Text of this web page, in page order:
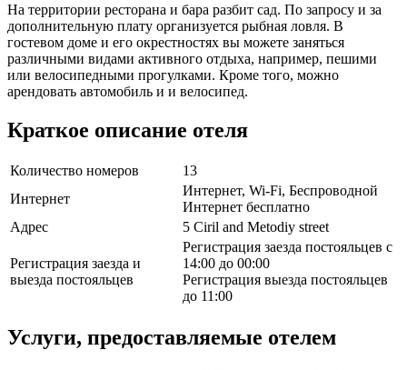
На территории ресторана и бара разбит сад. По запросу и за
дополнительную плату организуется рыбная ловля. В
гостевом доме и его окрестностях вы можете заняться
различными видами активного отдыха, например, пешими
или велосипедными прогулками. Кроме того, можно
арендовать автомобиль и и велосипед.
Краткое описание отеля
Количество номеров
13
Интернет
Интернет, Wi-Fi, Беспроводной
Интернет бесплатно
Адрес
5 Ciril and Metodiy street
Регистрация заезда и
выезда постояльцев
Регистрация заезда постояльцев с
14:00 до 00:00
Регистрация выезда постояльцев
до 11:00
Услуги, предоставляемые отелем